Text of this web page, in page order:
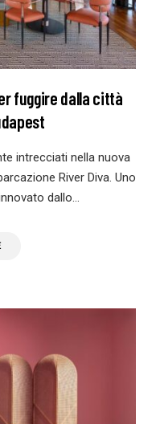
fuggire dalla città
intrecciati nella nuova
River Diva. Uno
dallo…